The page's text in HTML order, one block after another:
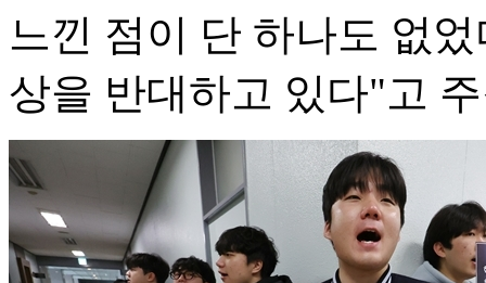
느낀 점이 단 하나도 없
상을 반대하고 있다"고